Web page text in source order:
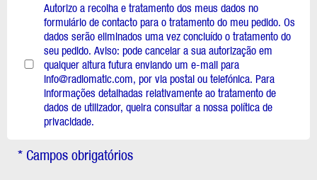
Autorizo a recolha e tratamento dos meus dados no
formulário de contacto para o tratamento do meu pedido. Os
dados serão eliminados uma vez concluído o tratamento do
seu pedido. Aviso: pode cancelar a sua autorização em
qualquer altura futura enviando um e-mail para
info@radiomatic.com, por via postal ou telefónica. Para
informações detalhadas relativamente ao tratamento de
dados de utilizador, queira consultar a nossa política de
privacidade.
* Campos obrigatórios